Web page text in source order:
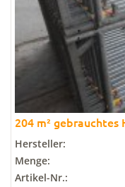
204 m²
Hersteller:
Menge:
Artikel-Nr.: